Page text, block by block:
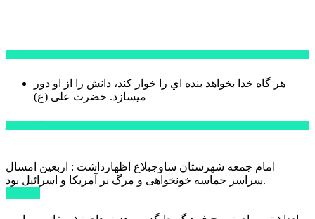
هر گاه خدا بخواهد بنده اي را خوار كند، دانش را از او دور
میسازد. حضرت علی (ع)
امام جمعه شهرستان ساوجبلاغ اظهارداشت : اربعین امسال
سراسر حماسه خونخواهی و مرگ بر آمریکا و اسرائیل بود.